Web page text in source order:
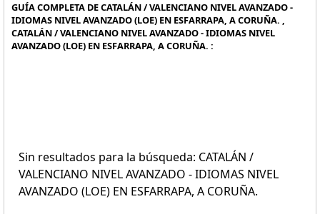
GUÍA COMPLETA DE CATALÁN / VALENCIANO NIVEL AVANZADO -
IDIOMAS NIVEL AVANZADO (LOE) EN ESFARRAPA, A CORUÑA. ,
CATALÁN / VALENCIANO NIVEL AVANZADO - IDIOMAS NIVEL
AVANZADO (LOE) EN ESFARRAPA, A CORUÑA. :
Sin resultados para la búsqueda: CATALÁN /
VALENCIANO NIVEL AVANZADO - IDIOMAS NIVEL
AVANZADO (LOE) EN ESFARRAPA, A CORUÑA.